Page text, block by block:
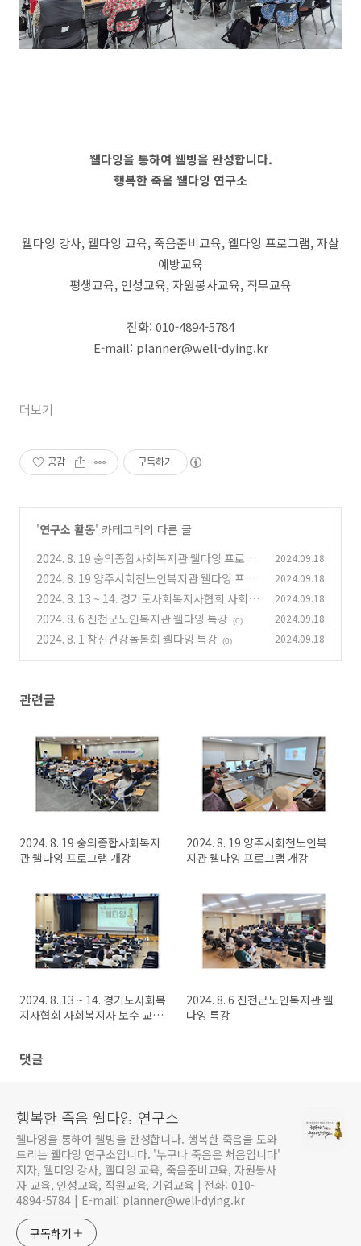
웰다잉을 통하여 웰빙을 완성합니다.
행복한 죽음 웰다잉 연구소
웰다잉 강사, 웰다잉 교육, 죽음준비교육, 웰다잉 프로그램, 자살
예방교육
평생교육, 인성교육, 자원봉사교육, 직무교육
전화: 010-4894-5784
E-mail: planner@well-dying.kr
더보기
공감 구독하기
'연구소 활동' 카테고리의 다른 글
2024. 8. 19 숭의종합사회복지관 웰다잉 프로그
램 개강
(0)
2024.09.18
2024. 8. 19 양주시회천노인복지관 웰다잉 프로
그램 개강 (1)
2024.09.18
2024. 8. 13 ~ 14. 경기도사회복지사협회 사회복
지사 보수 교육 웰다잉 특강
(1)
2024.09.18
2024. 8. 6 진천군노인복지관 웰다잉 특강 (0) 2024.09.18
2024. 8. 1 창신건강돌봄회 웰다잉 특강 (0) 2024.09.18
관련글
2024. 8. 19 숭의종합사회복지
관 웰다잉 프로그램 개강
2024. 8. 19 양주시회천노인복
지관 웰다잉 프로그램 개강
2024. 8. 13 ~ 14. 경기도사회복
지사협회 사회복지사 보수 교육
2024. 8. 6 진천군노인복지관 웰
다잉 특강
댓글
행복한 죽음 웰다잉 연구소
웰다잉을 통하여 웰빙을 완성합니다. 행복한 죽음을 도와
드리는 웰다잉 연구소입니다. '누구나 죽음은 처음입니다'
저자, 웰다잉 강사, 웰다잉 교육, 죽음준비교육, 자원봉사
자 교육, 인성교육, 직원교육, 기업교육 | 전화: 010-
4894-5784 | E-mail: planner@well-dying.kr
구독하기